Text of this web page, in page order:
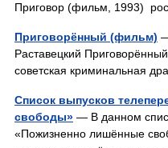
Приговор (фильм, 1993)
Приговорённый (фильм)
Раставецкий
советская криминальная
Список выпусков
свободы» — В данном
«Пожизненно лишённые